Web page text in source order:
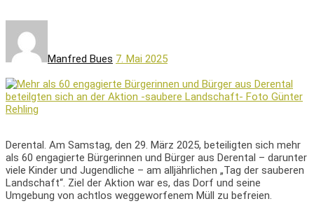
Manfred Bues 7. Mai 2025
Derental. Am Samstag, den 29. März 2025, beteiligten sich mehr
als 60 engagierte Bürgerinnen und Bürger aus Derental – darunter
viele Kinder und Jugendliche – am alljährlichen „Tag der sauberen
Landschaft“. Ziel der Aktion war es, das Dorf und seine
Umgebung von achtlos weggeworfenem Müll zu befreien.